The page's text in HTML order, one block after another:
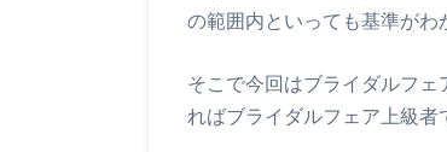
の範囲内といっても基準がわ
そこで今回はブライダルフ
ればブライダルフェア上級者